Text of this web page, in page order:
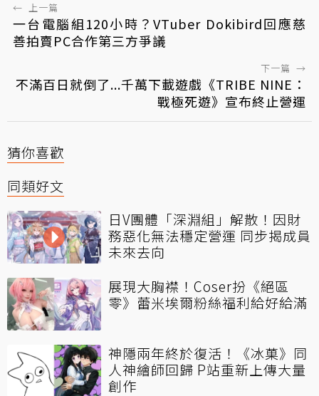
← 上一篇
一台電腦組120小時？VTuber Dokibird回應慈
善拍賣PC合作第三方爭議
下一篇 →
不滿百日就倒了...千萬下載遊戲《TRIBE NINE：
戰極死遊》宣布終止營運
猜你喜歡
同類好文
日V團體「深淵組」解散！因財
務惡化無法穩定營運 同步揭成員
未來去向
展現大胸襟！Coser扮《絕區
零》蕾米埃爾粉絲福利給好給滿
神隱兩年終於復活！《冰菓》同
人神繪師回歸 P站重新上傳大量
創作